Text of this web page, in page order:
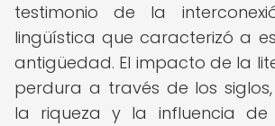
testimonio de la
lingüística que caracterizó a
antigüedad. El impacto de la
perdura a través de los
la riqueza y la influencia de